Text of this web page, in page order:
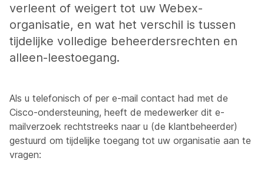
verleent of weigert tot uw Webex-
organisatie, en wat het verschil is tussen
tijdelijke volledige beheerdersrechten en
alleen-leestoegang.
Als u telefonisch of per e-mail contact had met de
Cisco-ondersteuning, heeft de medewerker dit e-
mailverzoek rechtstreeks naar u (de klantbeheerder)
gestuurd om tijdelijke toegang tot uw organisatie aan te
vragen: